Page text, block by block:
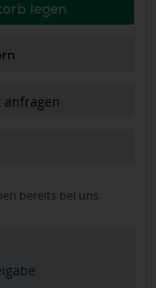
legen
bereits bei uns